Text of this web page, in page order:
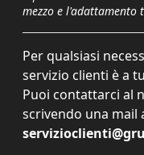
mezzo e l'adattamento
Per qualsiasi
servizio clienti è a
Puoi contattarci al
scrivendo una mail